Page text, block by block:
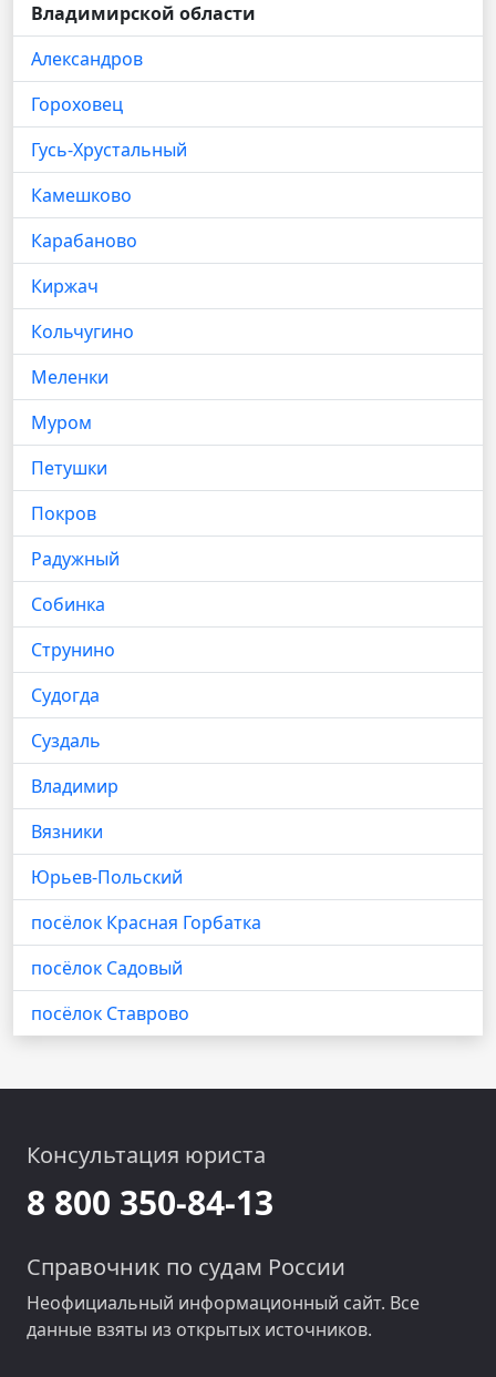
Владимирской области
Александров
Гороховец
Гусь-Хрустальный
Камешково
Карабаново
Киржач
Кольчугино
Меленки
Муром
Петушки
Покров
Радужный
Собинка
Струнино
Судогда
Суздаль
Владимир
Вязники
Юрьев-Польский
посёлок Красная Горбатка
посёлок Садовый
посёлок Ставрово
Консультация юриста
8 800 350-84-13
Справочник по судам России
Неофициальный информационный сайт. Все
данные взяты из открытых источников.